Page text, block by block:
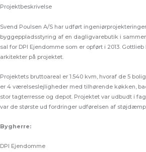
Projektbeskrivelse
Svend Poulsen A/S har udført
byggeppladsstyring af en dagligvarebutik i
sal for DPI Ejendomme som er opført i 2013.
arkitekter på projektet.
Projektets bruttoareal er 1.540 kvm, hvoraf de 5
er 4 værelseslejligheder med tilhørende køkken,
stor tagterresse og depot. Projektet var udbudt i
var de største ud fordringer udførelsen af
Bygherre:
DPI Ejendomme